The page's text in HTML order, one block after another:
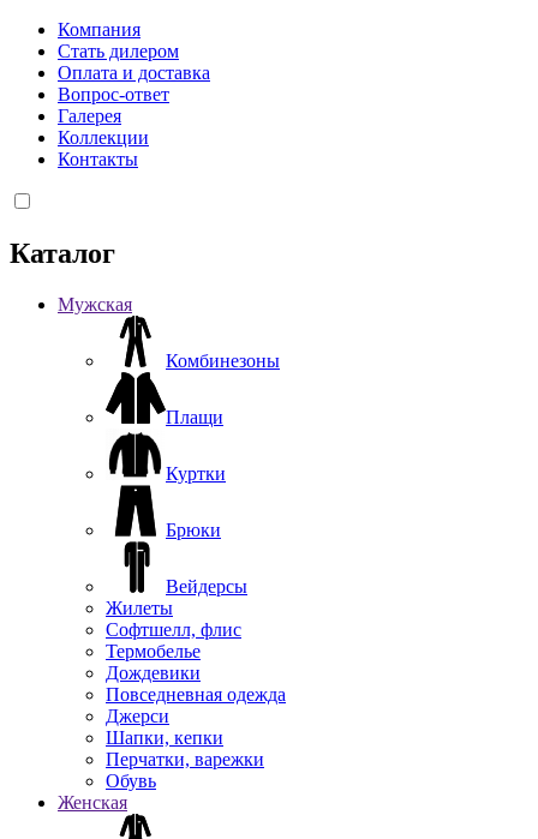
Компания
Стать дилером
Оплата и доставка
Вопрос-ответ
Галерея
Коллекции
Контакты
Каталог
Мужская
Комбинезоны
Плащи
Куртки
Брюки
Вейдерсы
Жилеты
Софтшелл, флис
Термобелье
Дождевики
Повседневная одежда
Джерси
Шапки, кепки
Перчатки, варежки
Обувь
Женская